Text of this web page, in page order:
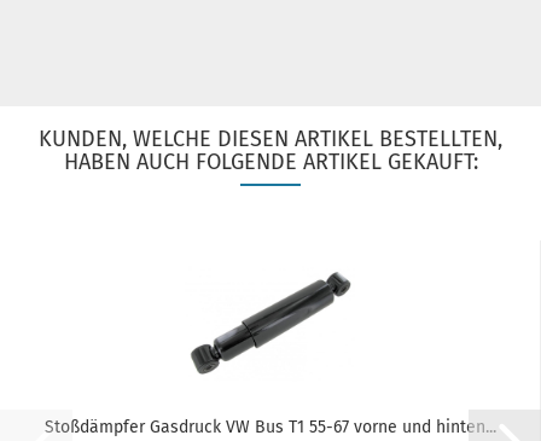
KUNDEN, WELCHE DIESEN ARTIKEL BESTELLTEN,
HABEN AUCH FOLGENDE ARTIKEL GEKAUFT:
Stoßdämpfer Gasdruck VW Bus T1 55-67 vorne und hinten...